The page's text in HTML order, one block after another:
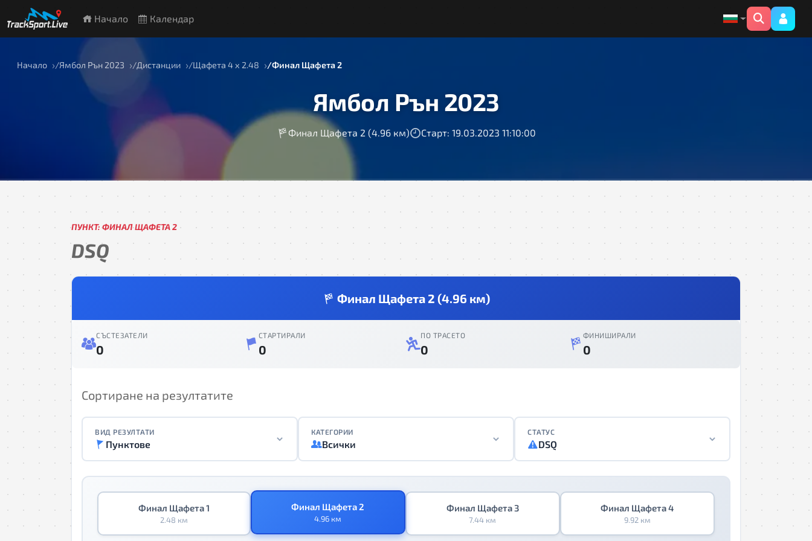
Начало Календар
Начало Ямбол Рън 2023 Дистанции Щафета 4 x 2.48 Финал Щафета 2
Ямбол Рън 2023
Финал Щафета 2 (4.96 км) Старт: 19.03.2023 11:10:00
ПУНКТ: ФИНАЛ ЩАФЕТА 2
DSQ
Финал Щафета 2 (4.96 км)
СЪСТЕЗАТЕЛИ
0
СТАРТИРАЛИ
0
ПО ТРАСЕТО
0
ФИНИШИРАЛИ
0
Сортиране на резултатите
ВИД РЕЗУЛТАТИ
Пунктове
КАТЕГОРИИ
Всички
СТАТУС
DSQ
Финал Щафета 1
2.48 км
Финал Щафета 2
4.96 км
Финал Щафета 3
7.44 км
Финал Щафета 4
9.92 км